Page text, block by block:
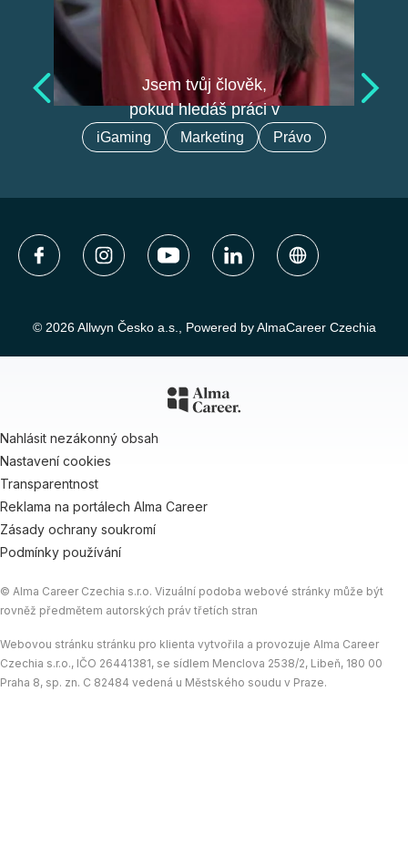
Jsem tvůj člověk,
pokud hledáš práci v
iGaming Marketing Právo
© 2026 Allwyn Česko a.s., Powered by AlmaCareer Czechia
Nahlásit nezákonný obsah
Nastavení cookies
Transparentnost
Reklama na portálech Alma Career
Zásady ochrany soukromí
Podmínky používání
© Alma Career Czechia s.r.o. Vizuální podoba webové stránky může být
rovněž předmětem autorských práv třetích stran
Webovou stránku stránku pro klienta vytvořila a provozuje Alma Career
Czechia s.r.o., IČO 26441381, se sídlem Menclova 2538/2, Libeň, 180 00
Praha 8, sp. zn. C 82484 vedená u Městského soudu v Praze.